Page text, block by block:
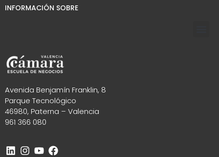
INFORMACIÓN SOBRE
Avenida Benjamín Franklin, 8
Parque Tecnológico
46980, Paterna – Valencia
961 366 080